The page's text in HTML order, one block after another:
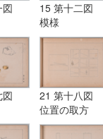
図
15 第十二図
模様
図
21 第十八図
位置の取方